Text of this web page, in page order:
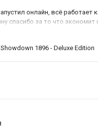
онлайн, всё работает
спасибо за то что экономит
ребята вы красава
и походу из всех только
1896 - Deluxe Edition